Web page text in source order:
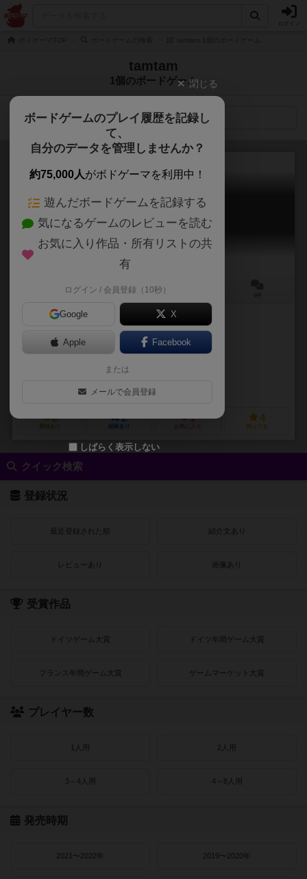
tamtam
1個のボードゲーム
検索メニュー
おしりぷぷりぷりんぷりりん
Oshiri Pupuri Purin Puririn
15～20分
作品説明文の編集者を募集中
tamtam
悠遊亭（Yu yu tei）
2
興味あり
2
経験あり
1 4
持ってる
クイック検索
登録状況
最近登録された順 紹介文あり
レビューあり 画像あり
受賞作品
ドイツゲーム大賞 ドイツ年間ゲーム大賞
フランス年間ゲーム大賞 ゲームマーケット大賞
プレイヤー数
1人用 2人用
3～4人用 4～8人用
発売時期
2021〜2022年 2019〜2020年
閉じる
ボードゲームのプレイ履歴を記録し
て、
自分のデータを管理しませんか？
約75,000人がボドゲーマを利用中！
遊んだボードゲームを記録する
気になるゲームのレビューを読む
お気に入り作品・所有リストの共
有
ログイン / 会員登録（10秒）
Google X
Apple Facebook
または
メールで会員登録
しばらく表示しない